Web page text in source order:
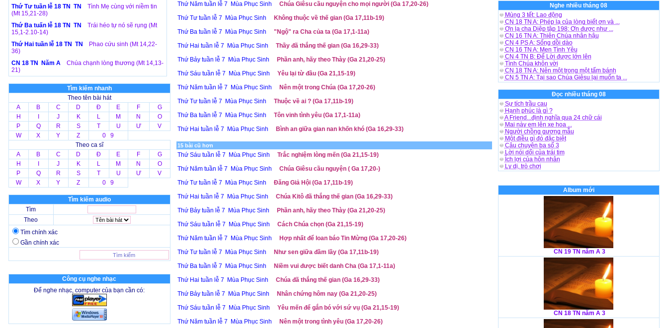
Thứ Tư tuần lễ 18 TN TN
Tình Mẹ cùng với niềm tin
(Mt 15,21-28)
Thứ Ba tuấn lễ 18 TN TN
Trái héo tự nó sẽ rụng (Mt
15,1-2.10-14)
Thứ Hai tuần lễ 18 TN TN
Phao cứu sinh (Mt 14,22-
36)
CN 18 TN Năm A
Chúa chạnh lòng thương (Mt 14,13-
21)
Tìm kiếm nhanh
Theo tên bài hát
A
B C D Đ E F
G
H
J K L M N
O
P
Q R S T U Ư
V
W
X Y Z
0 9
Theo ca sĩ
A
B C D Đ E F
G
H
J K L M N
O
P
Q R S T U Ư
V
W
X Y Z 0 9
Tìm kiếm audio
Tìm
Theo
Tìm chính xác
Gần chính xác
Công cụ nghe nhạc
Để nghe nhạc, computer của bạn cần có:
Thứ Năm tuần lễ 7 Mùa Phục Sinh
Chúa Giêsu cầu nguyện cho mọi người (Ga 17,20-26)
Thứ Tư tuần lễ 7 Mùa Phục Sinh
Không thuộc về thế gian (Ga 17,11b-19)
Thứ Ba tuần lễ 7 Mùa Phục Sinh
"Ngộ" ra Cha của ta (Ga 17,1-11a)
Thứ Hai tuần lễ 7 Mùa Phục Sinh
Thầy đã thắng thế gian (Ga 16,29-33)
Thứ Bảy tuần lễ 7 Mùa Phục Sinh
Phần anh, hãy theo Thày (Ga 21,20-25)
Thứ Sáu tuần lễ 7 Mùa Phục Sinh
Yêu lại từ đầu (Ga 21,15-19)
Thứ Năm tuần lễ 7 Mùa Phục Sinh
Nên một trong Chúa (Ga 17,20-26)
Thứ Tư tuần lễ 7 Mùa Phục Sinh
Thuộc về ai ? (Ga 17,11b-19)
Thứ Ba tuần lễ 7 Mùa Phục Sinh
Tôn vinh tình yêu (Ga 17,1-11a)
Thứ Hai tuần lễ 7 Mùa Phục Sinh
Bình an giữa gian nan khốn khó (Ga 16,29-33)
15 bài cũ hơn
Thứ Sáu tuần lễ 7 Mùa Phục Sinh
Trắc nghiệm lòng mến (Ga 21,15-19)
Thứ Năm tuần lễ 7 Mùa Phục Sinh
Chúa Giêsu cầu nguyện ( Ga 17,20-)
Thứ Tư tuần lễ 7 Mùa Phục Sinh
Đăng Giả Hội (Ga 17,11b-19)
Thứ Hai tuần lễ 7 Mùa Phục Sinh
Chúa Kitô đã thắng thế gian (Ga 16,29-33)
Thứ Bảy tuần lễ 7 Mùa Phục Sinh
Phần anh, hãy theo Thày (Ga 21,20-25)
Thứ Sáu tuần lễ 7 Mùa Phục Sinh
Cách Chúa chọn (Ga 21,15-19)
Thứ Năm tuần lễ 7 Mùa Phục Sinh
Hợp nhất để loan báo Tin Mừng (Ga 17,20-26)
Thứ Tư tuần lễ 7 Mùa Phục Sinh
Như sen giữa đầm lầy (Ga 17,11b-19)
Thứ Ba tuần lễ 7 Mùa Phục Sinh
Niềm vui được biết danh Cha (Ga 17,1-11a)
Thứ Hai tuần lễ 7 Mùa Phục Sinh
Chúa đã thắng thế gian (Ga 16,29-33)
Thứ Bảy tuần lễ 7 Mùa Phục Sinh
Nhân chứng hôm nay (Ga 21,20-25)
Thứ Sáu tuần lễ 7 Mùa Phục Sinh
Yêu mến để gắn bó với sứ vụ (Ga 21,15-19)
Thứ Năm tuần lễ 7 Mùa Phục Sinh
Nên một trong tình yêu (Ga 17,20-26)
Nghe nhiều tháng 08
Mùng 3 tết: Lao động
CN 18 TN A: Phép lạ của lòng biết ơn và ...
Ơn lạ cha Diệp tập 198: Ơn được như ...
CN 16 TN A: Thiên Chúa nhân hậu
CN 4 PS A: Sống dồi dào
CN 16 TN A: Men Tình Yêu
CN 4 TN B: Để Lời được lớn lên
Tình Chúa khôn vời
CN 18 TN A: Nên một trong một tấm bánh
CN 5 TN A: Tại sao Chúa Giêsu lại muốn ta ...
Đọc nhiều tháng 08
Sự tích trầu cau
Hạnh phúc là gì ?
A Friend...định nghĩa qua 24 chữ cái
Mai này em lên xe hoa ...
Người chồng gương mẫu
Một điều gì đó đặc biệt
Câu chuyện ba số 3
Lời nói dối của trái tim
Ích lợi của hôn nhân
Ly dị, trò chơi
Album mới
CN 19 TN năm A 3
CN 18 TN năm A 3